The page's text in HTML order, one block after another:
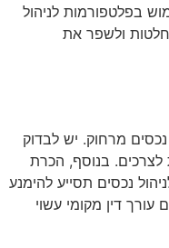
בפלטפורמות לניהול
ולשפר את
מרחוק. יש לבדוק
לצרכים. בנוסף, הכרת
נכסים תסייע להימנע
עורך דין מקומי עשוי